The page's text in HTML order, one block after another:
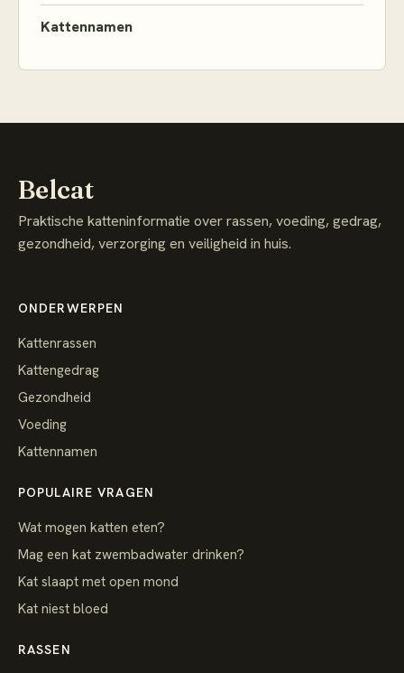
Kattennamen
Belcat
Praktische katteninformatie over rassen, voeding, gedrag,
gezondheid, verzorging en veiligheid in huis.
ONDERWERPEN
Kattenrassen
Kattengedrag
Gezondheid
Voeding
Kattennamen
POPULAIRE VRAGEN
Wat mogen katten eten?
Mag een kat zwembadwater drinken?
Kat slaapt met open mond
Kat niest bloed
RASSEN